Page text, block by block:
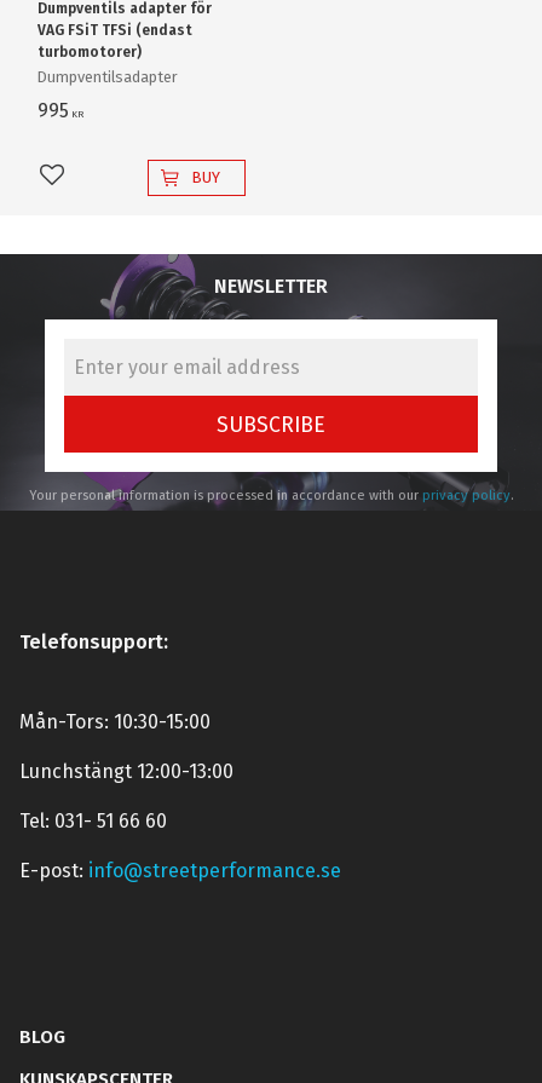
Dumpventils adapter för
VAG FSiT TFSi (endast
turbomotorer)
Dumpventilsadapter
995 KR
Add to favoritesBUY
NEWSLETTER
SUBSCRIBE
Your personal information is processed in accordance with our privacy policy.
Telefonsupport:
Mån-Tors: 10:30-15:00
Lunchstängt 12:00-13:00
Tel: 031- 51 66 60
E-post: info@streetperformance.se
BLOG